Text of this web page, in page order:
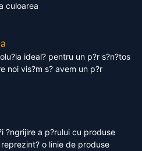
culoarea
ideal? pentru un p?r s?n?tos
noi vis?m s? avem un p?r
?ngrijire a p?rului cu produse
o linie de produse